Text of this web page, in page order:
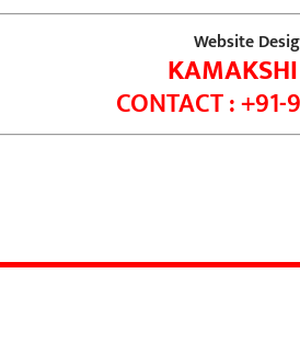
Website
CONTACT : +91-